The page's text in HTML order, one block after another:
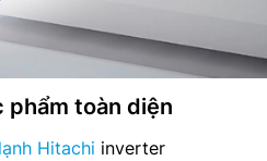
phẩm toàn diện
Hitachi inverter